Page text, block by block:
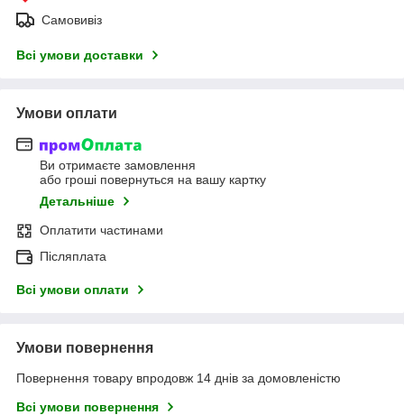
Самовивіз
Всі умови доставки
Умови оплати
Ви отримаєте замовлення
або гроші повернуться на вашу картку
Детальніше
Оплатити частинами
Післяплата
Всі умови оплати
Умови повернення
Повернення товару впродовж 14 днів за домовленістю
Всі умови повернення